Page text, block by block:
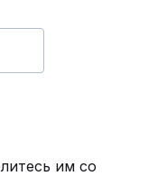
им со